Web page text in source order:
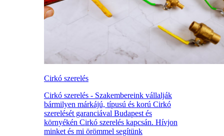
Cirkó szerelés
Cirkó szerelés - Szakembereink vállalják
bármilyen márkájú, típusú és korú Cirkó
szerelését garanciával Budapest és
környékén Cirkó szerelés kapcsán. Hívjon
minket és mi örömmel segítünk